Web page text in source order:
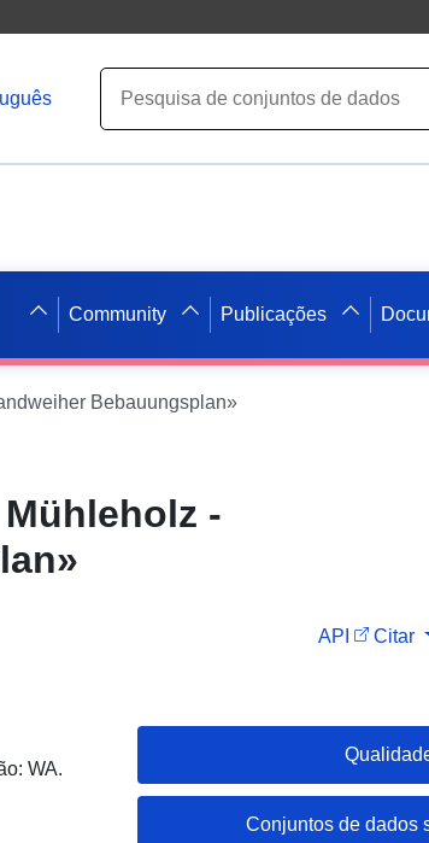
Community Publicações
Bebauungsplan»
-
API Citar
WA.
Conjuntos de dados